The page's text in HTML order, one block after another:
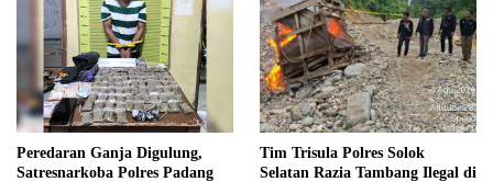
Peredaran Ganja Digulung,
Satresnarkoba Polres Padang
Tim Trisula Polres Solok
Selatan Razia Tambang Ilegal di